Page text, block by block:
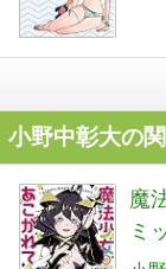
小野中彰大の
魔
ミ